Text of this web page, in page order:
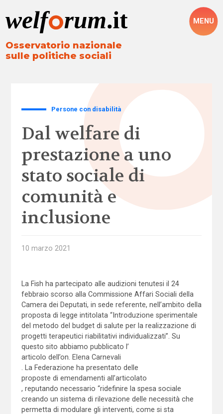
Osservatorio nazionale
sulle politiche sociali
MENU
Persone con disabilità
Dal welfare di
prestazione a uno
stato sociale di
comunità e
inclusione
10 marzo 2021
La Fish ha partecipato alle audizioni tenutesi il 24
febbraio scorso alla Commissione Affari Sociali della
Camera dei Deputati, in sede referente, nell’ambito della
proposta di legge intitolata “Introduzione sperimentale
del metodo del budget di salute per la realizzazione di
progetti terapeutici riabilitativi individualizzati”. Su
questo sito abbiamo pubblicato l’
articolo dell’on. Elena Carnevali
. La Federazione ha presentato delle
proposte di emendamenti all’articolato
, reputando necessario “ridefinire la spesa sociale
creando un sistema di rilevazione delle necessità che
permetta di modulare gli interventi, come si sta